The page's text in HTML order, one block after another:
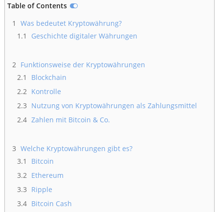
Table of Contents
1
Was bedeutet Kryptowährung?
1.1
Geschichte digitaler Währungen
2 Funktionsweise der Kryptowährungen
2.1
Blockchain
2.2 Kontrolle
2.3 Nutzung von Kryptowährungen als Zahlungsmittel
2.4 Zahlen mit Bitcoin & Co.
3 Welche Kryptowährungen gibt es?
3.1
Bitcoin
3.2 Ethereum
3.3 Ripple
3.4 Bitcoin Cash